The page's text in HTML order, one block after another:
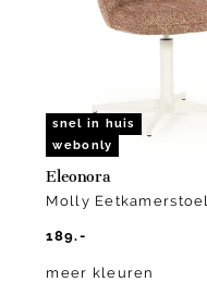
snel in huis
webonly
Eleonora
Molly Eetkamerstoel
189.-
meer kleuren